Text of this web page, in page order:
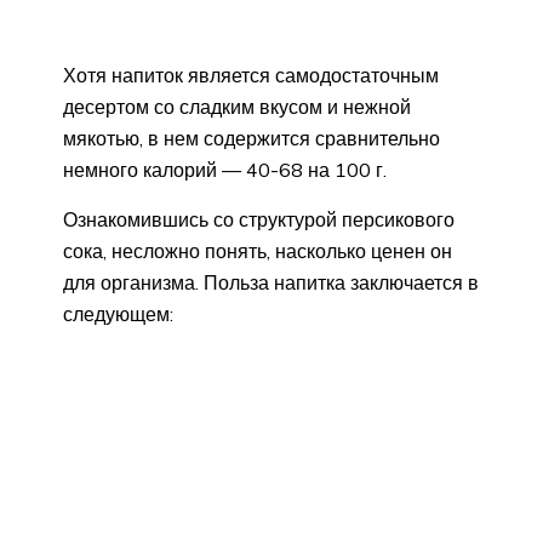
Хотя напиток является самодостаточным
десертом со сладким вкусом и нежной
мякотью, в нем содержится сравнительно
немного калорий — 40-68 на 100 г.
Ознакомившись со структурой персикового
сока, несложно понять, насколько ценен он
для организма. Польза напитка заключается в
следующем: